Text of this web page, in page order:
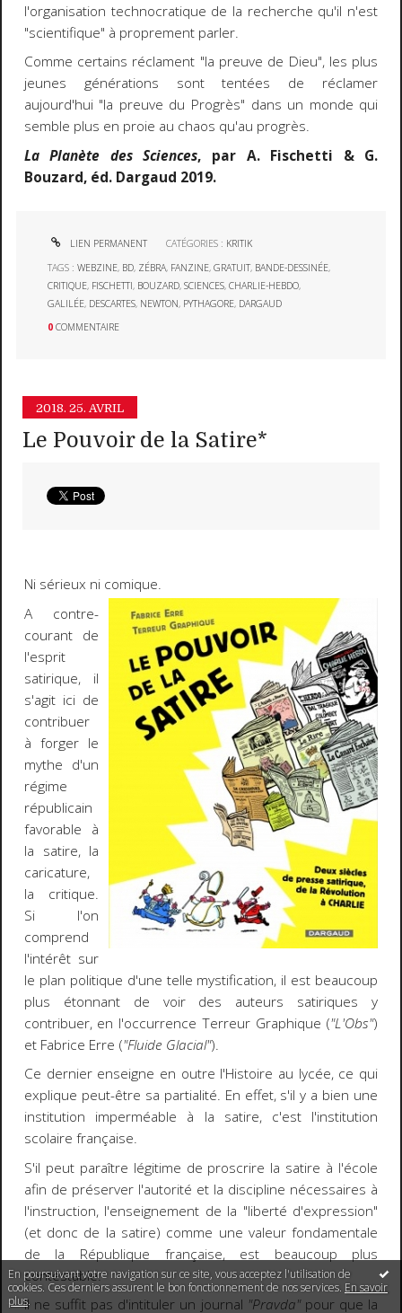
En poursuivant votre navigation sur ce site, vous acceptez l'utilisation de
cookies. Ces derniers assurent le bon fonctionnement de nos services. En savoir
plus.
l'organisation technocratique de la recherche qu'il n'est
"scientifique" à proprement parler.
Comme certains réclament "la preuve de Dieu", les plus
jeunes générations sont tentées de réclamer
aujourd'hui "la preuve du Progrès" dans un monde qui
semble plus en proie au chaos qu'au progrès.
La Planète des Sciences, par A. Fischetti & G.
Bouzard, éd. Dargaud 2019.
LIEN PERMANENT CATÉGORIES : KRITIK
TAGS :WEBZINE, BD, ZÉBRA, FANZINE,GRATUIT, BANDE-DESSINÉE,
CRITIQUE, FISCHETTI, BOUZARD,SCIENCES,CHARLIE-HEBDO,
GALILÉE, DESCARTES, NEWTON, PYTHAGORE, DARGAUD
0 COMMENTAIRE
2018. 25. AVRIL
Le Pouvoir de la Satire*
Ni sérieux ni comique.
A contre-
courant de
l'esprit
satirique, il
s'agit ici de
contribuer
à forger le
mythe d'un
régime
républicain
favorable à
la satire, la
caricature,
la critique.
Si l'on
comprend
l'intérêt sur
le plan politique d'une telle mystification, il est beaucoup
plus étonnant de voir des auteurs satiriques y
contribuer, en l'occurrence Terreur Graphique ("L'Obs")
et Fabrice Erre ("Fluide Glacial").
Ce dernier enseigne en outre l'Histoire au lycée, ce qui
explique peut-être sa partialité. En effet, s'il y a bien une
institution imperméable à la satire, c'est l'institution
scolaire française.
S'il peut paraître légitime de proscrire la satire à l'école
afin de préserver l'autorité et la discipline nécessaires à
l'instruction, l'enseignement de la "liberté d'expression"
(et donc de la satire) comme une valeur fondamentale
de la République française, est beaucoup plus
contestable.
Il ne suffit pas d'intituler un journal "Pravda"pour que la